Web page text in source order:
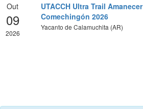
Out
09
2026
UTACCH Ultra Trail Amanecer
Comechingón 2026
Yacanto de Calamuchita (AR)